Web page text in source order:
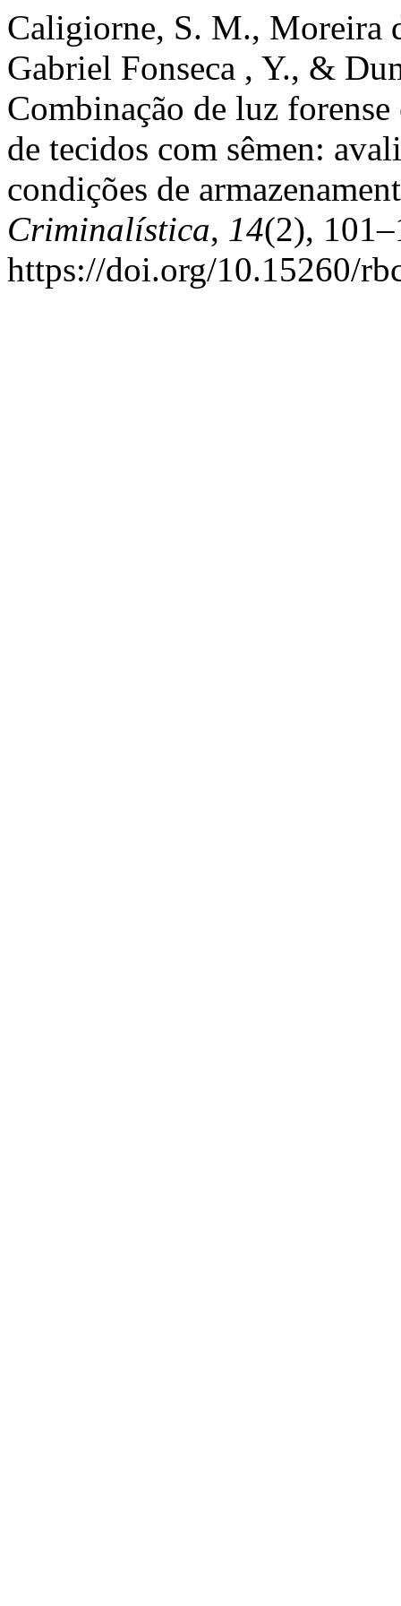
Caligiorne, S. M., Moreira
Gabriel Fonseca , Y., &
Combinação de luz forense
de tecidos com sêmen:
condições de
Criminalística, 14(2),
https://doi.org/10.15260/